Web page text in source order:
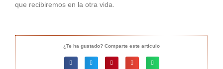
que recibiremos en la otra vida.
¿Te ha gustado? Comparte este artículo